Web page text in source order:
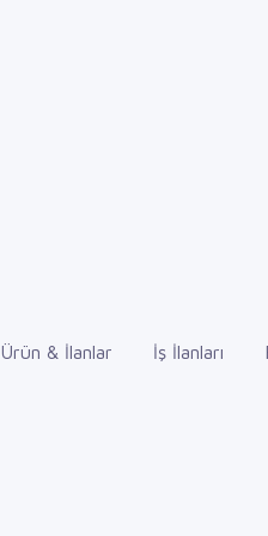
Ürün & İlanlar İş İlanları